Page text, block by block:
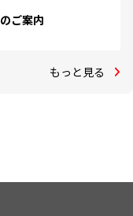
ご案内
もっと見る